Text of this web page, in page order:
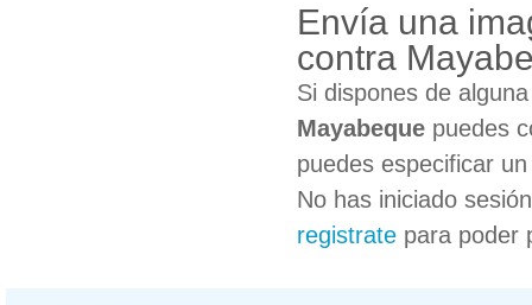
Envía una
contra
Si dispones de
Mayabeque puedes
puedes especificar
No has iniciado
registrate para poder